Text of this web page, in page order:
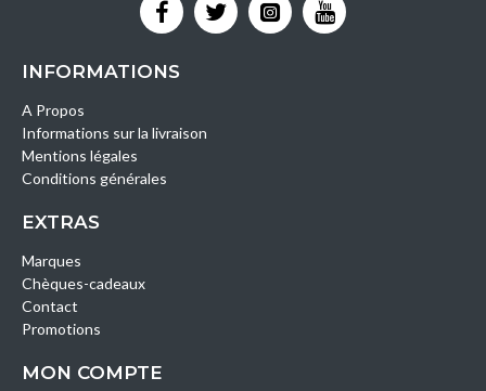
INFORMATIONS
A Propos
Informations sur la livraison
Mentions légales
Conditions générales
EXTRAS
Marques
Chèques-cadeaux
Contact
Promotions
MON COMPTE